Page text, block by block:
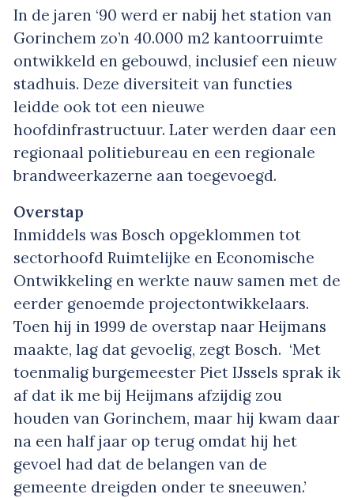
In de jaren ‘90 werd er nabij het station van
Gorinchem zo’n 40.000 m2 kantoorruimte
ontwikkeld en gebouwd, inclusief een nieuw
stadhuis. Deze diversiteit van functies
leidde ook tot een nieuwe
hoofdinfrastructuur. Later werden daar een
regionaal politiebureau en een regionale
brandweerkazerne aan toegevoegd.
Overstap
Inmiddels was Bosch opgeklommen tot
sectorhoofd Ruimtelijke en Economische
Ontwikkeling en werkte nauw samen met de
eerder genoemde projectontwikkelaars.
Toen hij in 1999 de overstap naar Heijmans
maakte, lag dat gevoelig, zegt Bosch. ‘Met
toenmalig burgemeester Piet IJssels sprak ik
af dat ik me bij Heijmans afzijdig zou
houden van Gorinchem, maar hij kwam daar
na een half jaar op terug omdat hij het
gevoel had dat de belangen van de
gemeente dreigden onder te sneeuwen.’